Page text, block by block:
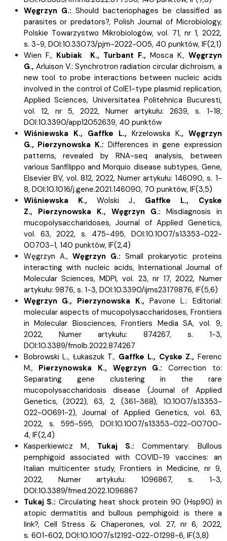
Węgrzyn G.: Should bacteriophages be classified as
parasites or predators?, Polish Journal of Microbiology,
Polskie Towarzystwo Mikrobiologów, vol. 71, nr 1, 2022,
s. 3-9, DOI:10.33073/pjm-2022-005, 40 punktów, IF(2,1)
Wien F., Kubiak K., Turbant F., Mosca K., Węgrzyn
G., Arluison V.: Synchrotron radiation circular dichroism, a
new tool to probe interactions between nucleic acids
involved in the control of ColE1-type plasmid replication,
Applied Sciences, Universitatea Politehnica Bucuresti,
vol. 12, nr 5, 2022, Numer artykułu: 2639, s.
1-18,
DOI:10.3390/app12052639, 40 punktów
Wiśniewska K., Gaffke L., Krzelowska K., Węgrzyn
G., Pierzynowska K.: Differences in gene expression
patterns, revealed by RNA-seq analysis, between
various Sanfilippo and Morquio disease subtypes, Gene,
Elsevier BV, vol. 812, 2022, Numer artykułu: 146090, s. 1-
8, DOI:10.1016/j.gene.2021.146090, 70 punktów, IF(3,5)
Wiśniewska K.,
Wolski J., Gaffke L.,
Cyske
Z.,
Pierzynowska K., Węgrzyn G.: Misdiagnosis in
mucopolysaccharidoses, Journal of Applied Genetics,
vol. 63, 2022, s. 475-495, DOI:10.1007/s13353-022-
00703-1, 140 punktów, IF(2,4)
Węgrzyn A., Węgrzyn G.: Small prokaryotic proteins
interacting with nucleic acids, International Journal of
Molecular Sciences, MDPI, vol. 23, nr 17, 2022, Numer
artykułu: 9876, s. 1-3, DOI:10.3390/ijms23179876, IF(5,6)
Węgrzyn G., Pierzynowska K., Pavone L.: Editorial:
molecular aspects of mucopolysaccharidoses, Frontiers
in Molecular Biosciences, Frontiers Media SA, vol. 9,
2022, Numer artykułu: 874267, s.
1-3,
DOI:10.3389/fmolb.2022.874267
Bobrowski L., Łukaszuk T., Gaffke L., Cyske Z., Ferenc
M.,
Pierzynowska K., Węgrzyn G.:
Correction to:
Separating gene clustering in the rare
mucopolysaccharidosis disease (Journal of Applied
Genetics, (2022), 63, 2, (361-368), 10.1007/s13353-
022-00691-2), Journal of Applied Genetics, vol. 63,
2022, s.
595-595, DOI:10.1007/s13353-022-00700-
4, IF(2,4)
Kasperkiewicz M.,
Tukaj S.:
Commentary: Bullous
pemphigoid associated with COVID-19 vaccines: an
Italian multicenter study, Frontiers in Medicine, nr 9,
2022, Numer artykułu: 1096867, s.
1-3,
DOI:10.3389/fmed.2022.1096867
Tukaj S.: Circulating heat shock protein 90 (Hsp90) in
atopic dermatitis and bullous pemphigoid: is there a
link?, Cell Stress & Chaperones, vol. 27, nr 6, 2022,
s. 601-602, DOI:10.1007/s12192-022-01298-6, IF(3,8)